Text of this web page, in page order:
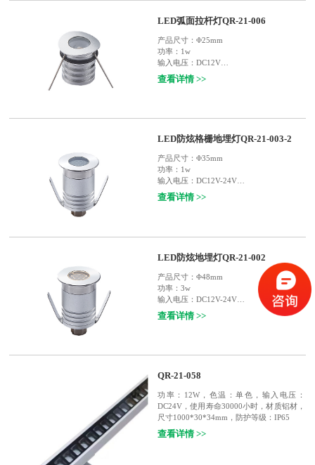
或设计师的DIY设计应用
LED弧面拉杆灯QR-21-006
产品尺寸： Φ25mm
功率： 1w
输入电压： DC12V
使用寿命：
灯体材质：
适用范围：体育场馆看台栏杆 , 人行道栏
或设计师的DIY设计应用
查看详情 >>
LED防炫格栅地埋灯QR-21-003-2
产品尺寸： Φ35mm
功率： 1w
输入电压： DC12V-24V
使用寿命：
灯体材质：
园等户外墙角场所等等
查看详情 >>
LED防炫地埋灯QR-21-002
产品尺寸： Φ48mm
功率： 3w
输入电压： DC12V-24V
使用寿命：
灯体材质：
园等户外墙角场所等等
查看详情 >>
QR-21-058
功率：12W，色温：单色，输入电压：
DC24V，使用寿命30000小时，材质铝材，
尺寸1000*30*34mm，防护等级：IP65
查看详情 >>